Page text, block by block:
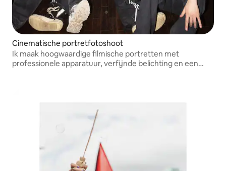
Cinematische portretfotoshoot
Ik maak hoogwaardige filmische portretten met
professionele apparatuur, verfijnde belichting en een